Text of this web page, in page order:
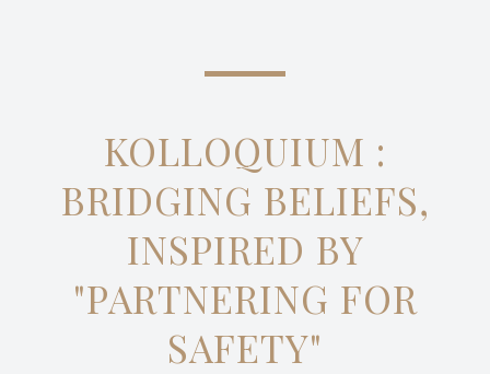
KOLLOQUIUM :
BRIDGING BELIEFS,
INSPIRED BY
"PARTNERING FOR
SAFETY"